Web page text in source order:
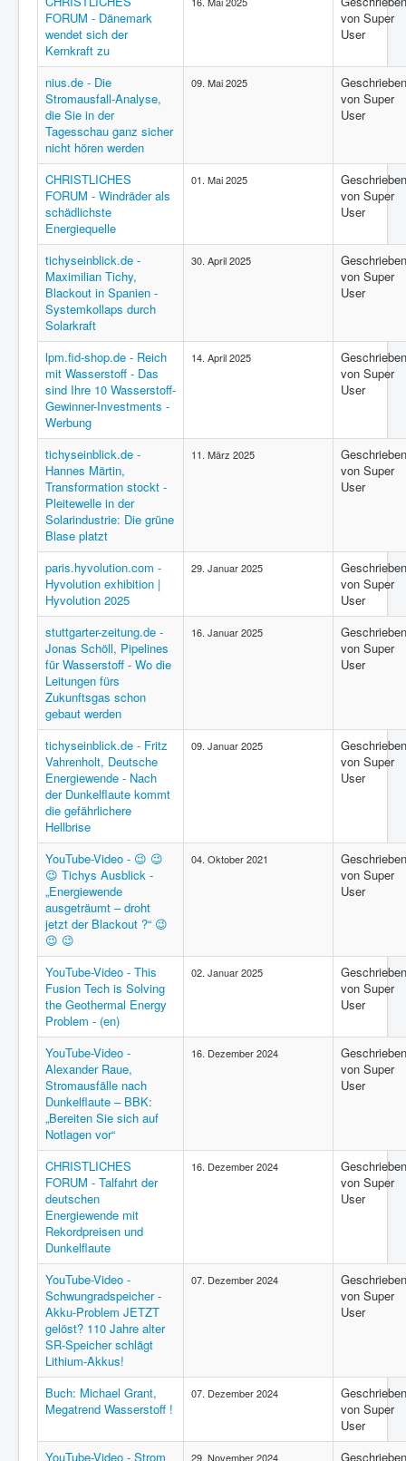
FORUM - Dänemark
wendet sich der
Kernkraft zu
von Super
User
nius.de - Die
Stromausfall-Analyse,
die Sie in der
Tagesschau ganz sicher
nicht hören werden
09. Mai 2025
Geschrieben
von Super
User
CHRISTLICHES
FORUM - Windräder als
schädlichste
Energiequelle
01. Mai 2025
Geschrieben
von Super
User
tichyseinblick.de -
Maximilian Tichy,
Blackout in Spanien -
Systemkollaps durch
Solarkraft
30. April 2025
Geschrieben
von Super
User
lpm.fid-shop.de - Reich
mit Wasserstoff - Das
sind Ihre 10 Wasserstoff-
Gewinner-Investments -
Werbung
14. April 2025
Geschrieben
von Super
User
tichyseinblick.de -
Hannes Märtin,
Transformation stockt -
Pleitewelle in der
Solarindustrie: Die grüne
Blase platzt
11. März 2025
Geschrieben
von Super
User
paris.hyvolution.com -
Hyvolution exhibition |
Hyvolution 2025
29. Januar 2025
Geschrieben
von Super
User
stuttgarter-zeitung.de -
Jonas Schöll, Pipelines
für Wasserstoff - Wo die
Leitungen fürs
Zukunftsgas schon
gebaut werden
16. Januar 2025
Geschrieben
von Super
User
tichyseinblick.de - Fritz
Vahrenholt, Deutsche
Energiewende - Nach
der Dunkelflaute kommt
die gefährlichere
Hellbrise
09. Januar 2025
Geschrieben
von Super
User
YouTube-Video - 😉 😉
😉 Tichys Ausblick -
„Energiewende
ausgeträumt – droht
jetzt der Blackout ?“ 😉
😉 😉
04. Oktober 2021
Geschrieben
von Super
User
YouTube-Video - This
Fusion Tech is Solving
the Geothermal Energy
Problem - (en)
02. Januar 2025
Geschrieben
von Super
User
YouTube-Video -
Alexander Raue,
Stromausfälle nach
Dunkelflaute – BBK:
„Bereiten Sie sich auf
Notlagen vor“
16. Dezember 2024
Geschrieben
von Super
User
CHRISTLICHES
FORUM - Talfahrt der
deutschen
Energiewende mit
Rekordpreisen und
Dunkelflaute
16. Dezember 2024
Geschrieben
von Super
User
YouTube-Video -
Schwungradspeicher -
Akku-Problem JETZT
gelöst? 110 Jahre alter
SR-Speicher schlägt
Lithium-Akkus!
07. Dezember 2024
Geschrieben
von Super
User
Buch: Michael Grant,
Megatrend Wasserstoff !
07. Dezember 2024
Geschrieben
von Super
User
YouTube-Video - Strom
29. November 2024 Geschrieben